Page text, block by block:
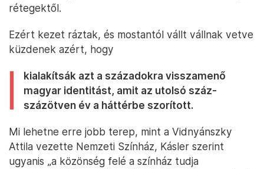
rétegektől.
Ezért kezet ráztak, és mostantól vállt vállnak vetve
küzdenek azért, hogy
kialakítsák azt a századokra visszamenő
magyar identitást, amit az utolsó száz-
százötven év a háttérbe szorított.
Mi lehetne erre jobb terep, mint a Vidnyánszky
Attila vezette Nemzeti Színház, Kásler szerint
ugyanis „a közönség felé a színház tudja